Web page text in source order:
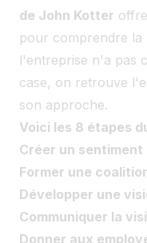
de John Kotter
pour comprendre la
l'entreprise n'a pas
case, on retrouve
son approche.
Voici les 8 étapes
Créer un
Former une
Développer une
Communiquer la
Donner aux